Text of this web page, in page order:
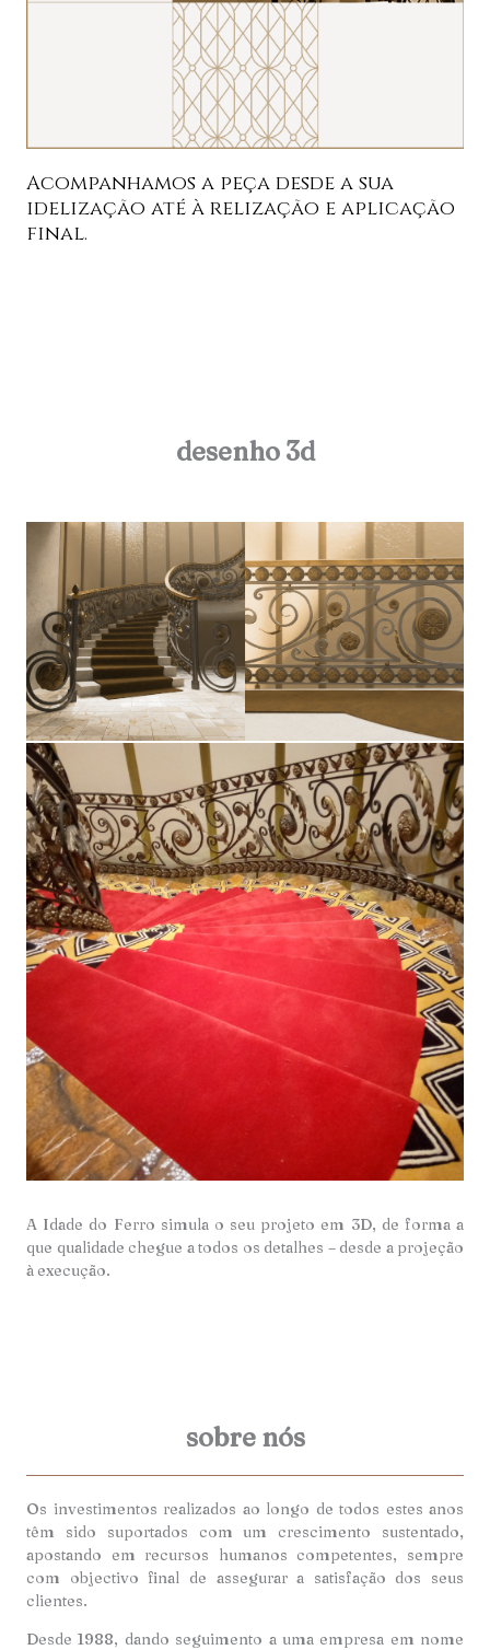
Acompanhamos a peça desde a sua
idelização até à relização e aplicação
final.
A Idade do Ferro simula o seu projeto em 3D, de forma a
que qualidade chegue a todos os detalhes – desde a projeção
à execução.
desenho 3d
sobre nós
Os investimentos realizados ao longo de todos estes anos
têm sido suportados com um crescimento sustentado,
apostando em recursos humanos competentes, sempre
com objectivo final de assegurar a satisfação dos seus
clientes.
Desde 1988, dando seguimento a uma empresa em nome